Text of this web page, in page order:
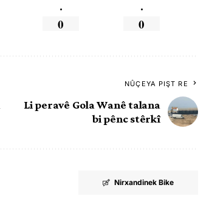
.
0
.
0
NÛÇEYA PIŞT RE
Li peravê Gola Wanê talana
bi pênc stêrkî
Nirxandinek Bike